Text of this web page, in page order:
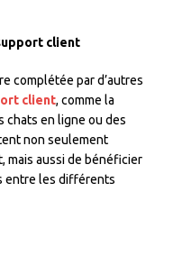
client
complétée par d’autres
client, comme la
chats en ligne ou des
non seulement
mais aussi de bénéficier
entre les différents